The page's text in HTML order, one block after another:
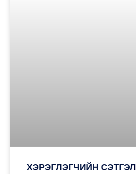
ХЭРЭГЛЭГЧИЙН СЭТГЭЛ